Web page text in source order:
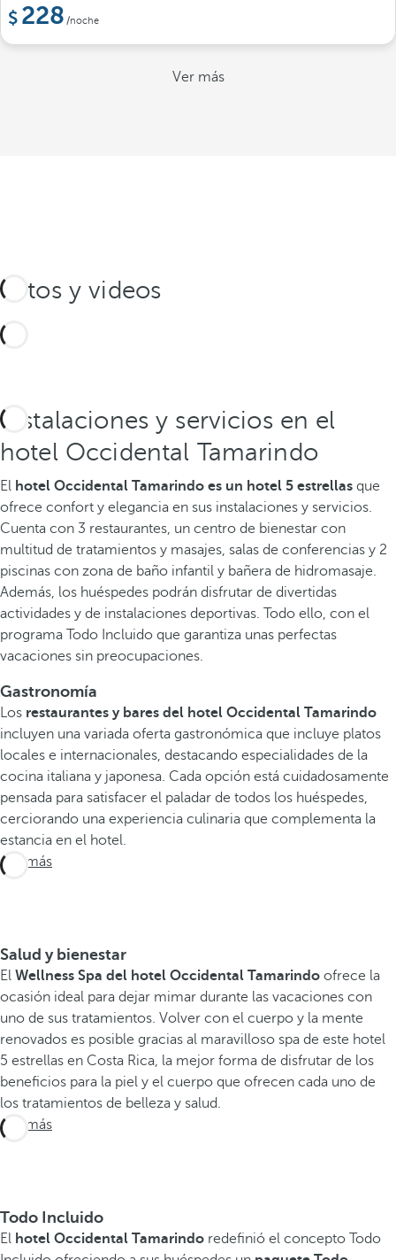
228 /noche
Ver más
Fotos y videos
Instalaciones y servicios en el
hotel Occidental Tamarindo
El hotel Occidental Tamarindo es un hotel 5 estrellas que
ofrece confort y elegancia en sus instalaciones y servicios.
Cuenta con 3 restaurantes, un centro de bienestar con
multitud de tratamientos y masajes, salas de conferencias y 2
piscinas con zona de baño infantil y bañera de hidromasaje.
Además, los huéspedes podrán disfrutar de divertidas
actividades y de instalaciones deportivas. Todo ello, con el
programa Todo Incluido que garantiza unas perfectas
vacaciones sin preocupaciones.
Gastronomía
Los restaurantes y bares del hotel Occidental Tamarindo
incluyen una variada oferta gastronómica que incluye platos
locales e internacionales, destacando especialidades de la
cocina italiana y japonesa. Cada opción está cuidadosamente
pensada para satisfacer el paladar de todos los huéspedes,
cerciorando una experiencia culinaria que complementa la
estancia en el hotel.
Ver más
Salud y bienestar
El Wellness Spa del hotel Occidental Tamarindo ofrece la
ocasión ideal para dejar mimar durante las vacaciones con
uno de sus tratamientos. Volver con el cuerpo y la mente
renovados es posible gracias al maravilloso spa de este hotel
5 estrellas en Costa Rica, la mejor forma de disfrutar de los
beneficios para la piel y el cuerpo que ofrecen cada uno de
los tratamientos de belleza y salud.
Ver más
Todo Incluido
El hotel Occidental Tamarindo redefinió el concepto Todo